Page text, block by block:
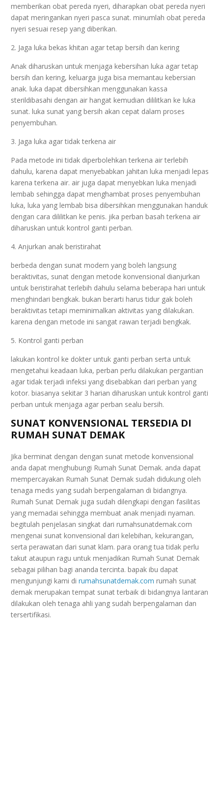
memberikan obat pereda nyeri, diharapkan obat pereda nyeri
dapat meringankan nyeri pasca sunat. minumlah obat pereda
nyeri sesuai resep yang diberikan.
2. Jaga luka bekas khitan agar tetap bersih dan kering
Anak diharuskan untuk menjaga kebersihan luka agar tetap
bersih dan kering, keluarga juga bisa memantau kebersian
anak. luka dapat dibersihkan menggunakan kassa
sterildibasahi dengan air hangat kemudian dililitkan ke luka
sunat. luka sunat yang bersih akan cepat dalam proses
penyembuhan.
3. Jaga luka agar tidak terkena air
Pada metode ini tidak diperbolehkan terkena air terlebih
dahulu, karena dapat menyebabkan jahitan luka menjadi lepas
karena terkena air. air juga dapat menyebkan luka menjadi
lembab sehingga dapat menghambat proses penyembuhan
luka, luka yang lembab bisa dibersihkan menggunakan handuk
dengan cara dililitkan ke penis. jika perban basah terkena air
diharuskan untuk kontrol ganti perban.
4. Anjurkan anak beristirahat
berbeda dengan sunat modern yang boleh langsung
beraktivitas, sunat dengan metode konvensional dianjurkan
untuk beristirahat terlebih dahulu selama beberapa hari untuk
menghindari bengkak. bukan berarti harus tidur gak boleh
beraktivitas tetapi meminimalkan aktivitas yang dilakukan.
karena dengan metode ini sangat rawan terjadi bengkak.
5. Kontrol ganti perban
lakukan kontrol ke dokter untuk ganti perban serta untuk
mengetahui keadaan luka, perban perlu dilakukan pergantian
agar tidak terjadi infeksi yang disebabkan dari perban yang
kotor. biasanya sekitar 3 harian diharuskan untuk kontrol ganti
perban untuk menjaga agar perban sealu bersih.
SUNAT KONVENSIONAL TERSEDIA DI
RUMAH SUNAT DEMAK
Jika berminat dengan dengan sunat metode konvensional
anda dapat menghubungi Rumah Sunat Demak. anda dapat
mempercayakan Rumah Sunat Demak sudah didukung oleh
tenaga medis yang sudah berpengalaman di bidangnya.
Rumah Sunat Demak juga sudah dilengkapi dengan fasilitas
yang memadai sehingga membuat anak menjadi nyaman.
begitulah penjelasan singkat dari rumahsunatdemak.com
mengenai sunat konvensional dari kelebihan, kekurangan,
serta perawatan dari sunat klam. para orang tua tidak perlu
takut ataupun ragu untuk menjadikan Rumah Sunat Demak
sebagai pilihan bagi ananda tercinta. bapak ibu dapat
mengunjungi kami dirumahsunatdemak.com rumah sunat
demak merupakan tempat sunat terbaik di bidangnya lantaran
dilakukan oleh tenaga ahli yang sudah berpengalaman dan
tersertifikasi.